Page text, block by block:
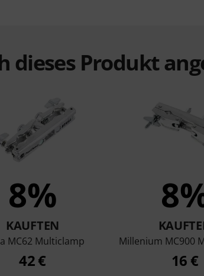
dieses Produkt
8%
KAUFTEN
MC62 Multiclamp
42 €
Millenium MC900
16 €